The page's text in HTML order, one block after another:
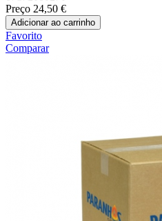
Preço 24,50 €
Adicionar ao carrinho
Favorito
Comparar